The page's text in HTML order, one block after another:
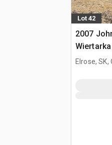
Lot 42
2007
Elrose, SK,